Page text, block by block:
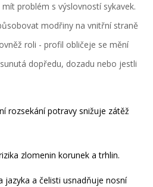
problém s výslovností sykavek.
modřiny na vnitřní straně
roli - profil obličeje se mění
dopředu, dozadu nebo jestli
rozsekání potravy snižuje zátěž
zlomenin korunek a trhlin.
jazyka a čelisti usnadňuje nosní